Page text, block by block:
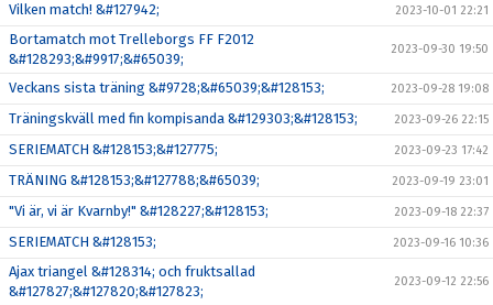
Vilken match! &#127942; 2023-10-01 22:21
Bortamatch mot Trelleborgs FF F2012
&#128293;&#9917;&#65039;
2023-09-30 19:50
Veckans sista träning &#9728;&#65039;&#128153; 2023-09-28 19:08
Träningskväll med fin kompisanda &#129303;&#128153; 2023-09-26 22:15
SERIEMATCH &#128153;&#127775; 2023-09-23 17:42
TRÄNING &#128153;&#127788;&#65039; 2023-09-19 23:01
"Vi är, vi är Kvarnby!" &#128227;&#128153; 2023-09-18 22:37
SERIEMATCH &#128153; 2023-09-16 10:36
Ajax triangel &#128314; och fruktsallad
&#127827;&#127820;&#127823;
2023-09-12 22:56